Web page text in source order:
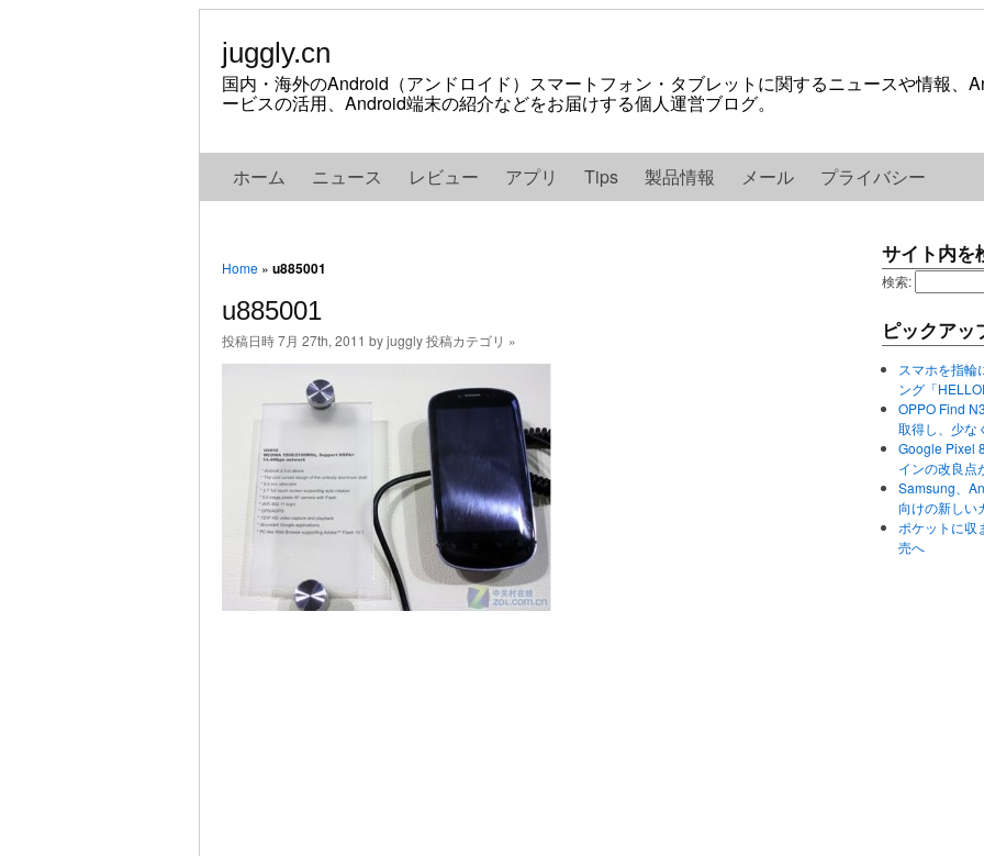
juggly.cn
国内・海外のAndroid（アンドロイド）スマートフォン・タブレットに関するニュースや情報、
ービスの活用、Android端末の紹介などをお届けする個人運営ブログ。
ホーム ニュース レビュー アプリ Tips 製品情報 メール プライバシー
Home » u885001
u885001
投稿日時 7月 27th, 2011 by juggly 投稿カテゴリ »
サイト内を
検索:
ピックアッ
スマホを指輪
ング「
OPPO Find
取得し、少な
Google Pixel
インの改良点
Samsung、
向けの新しい
ポケットに収
売へ